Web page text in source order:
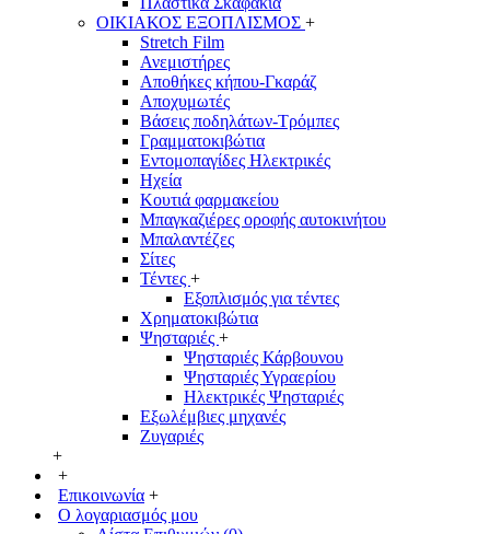
ΟΙΚΙΑΚΟΣ ΕΞΟΠΛΙΣΜΟΣ +
Stretch Film
Ανεμιστήρες
Αποθήκες κήπου-Γκαράζ
Αποχυμωτές
Βάσεις ποδηλάτων-Τρόμπες
Γραμματοκιβώτια
Εντομοπαγίδες Ηλεκτρικές
Ηχεία
Κουτιά φαρμακείου
Μπαγκαζιέρες οροφής αυτοκινήτου
Μπαλαντέζες
Σίτες
Τέντες +
Εξοπλισμός για τέντες
Χρηματοκιβώτια
Ψησταριές +
Ψησταριές Κάρβουνου
Ψησταριές Υγραερίου
Ηλεκτρικές Ψησταριές
Εξωλέμβιες μηχανές
Ζυγαριές
+
+
Επικοινωνία +
Ο λογαριασμός μου